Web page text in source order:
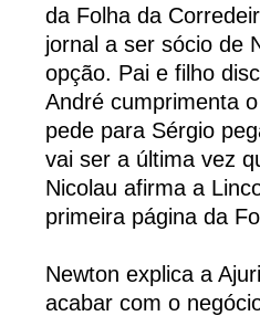
da Folha da
jornal a ser sócio de
opção. Pai e filho
André cumprimenta
pede para Sérgio
vai ser a última vez
Nicolau afirma a
primeira página da
Newton explica a
acabar com o